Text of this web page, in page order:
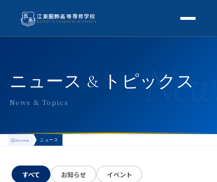
江東服飾高等専修学校
KOTO FASHION SCHOOL
アクセス
スクールライフ
生徒の1日
KOTO COLLECTION
卒業生インタビュー
募集要項
ニュース & トピックス
News & Topics
Home ニュース
すべて お知らせ
イベント